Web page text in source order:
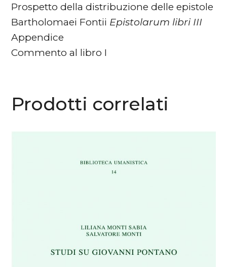
Prospetto della distribuzione delle epistole
Bartholomaei Fontii Epistolarum libri III
Appendice
Commento al libro I
Prodotti correlati